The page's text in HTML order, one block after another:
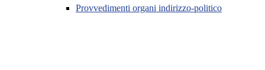
Provvedimenti organi indirizzo-politico